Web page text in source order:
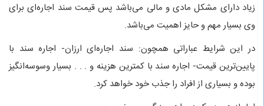
زیاد دارای مشکل مادی و مالی می‌باشد پس قیمت سند اجاره‌ای برای
وی بسیار مهم و حایز اهمیت می‌باشد.
در این شرایط عباراتی همچون: سند اجاره‌ای ارزان- اجاره سند با
پایین‌ترین قیمت- اجاره سند با کمترین هزینه و . . . بسیار وسوسه‌انگیز
بوده و بسیاری از افراد را جذب خود خواهد کرد.